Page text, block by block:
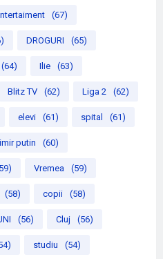
(67)
DROGURI (65)
(64) Ilie (63)
Blitz TV (62) Liga 2 (62)
elevi (61) spital (61)
putin (60)
Vremea (59)
(58) copii (58)
(56) Cluj (56)
studiu (54)